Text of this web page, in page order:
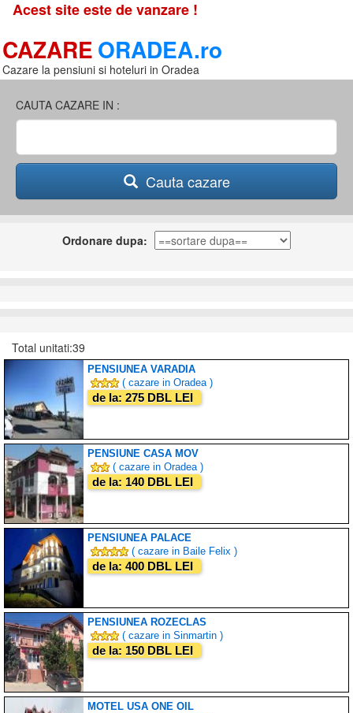
Acest site este de vanzare !
CAZAREORADEA.ro
Cazare la pensiuni si hoteluri in Oradea
CAUTA CAZARE IN :
Cauta cazare
Ordonare dupa:
Total unitati:39
PENSIUNEA VARADIA
( cazare in Oradea )
de la: 275 DBL LEI
PENSIUNE CASA MOV
( cazare in Oradea )
de la: 140 DBL LEI
PENSIUNEA PALACE
( cazare in Baile Felix )
de la: 400 DBL LEI
PENSIUNEA ROZECLAS
( cazare in Sinmartin )
de la: 150 DBL LEI
MOTEL USA ONE OIL